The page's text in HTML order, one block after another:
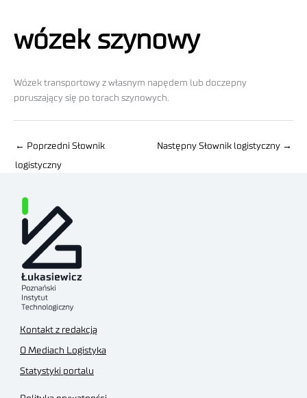
wózek szynowy
Wózek transportowy z własnym napędem lub doczepny
poruszający się po torach szynowych.
← Poprzedni Słownik
logistyczny
Następny Słownik logistyczny →
Kontakt z redakcją
O Mediach Logistyka
Statystyki portalu